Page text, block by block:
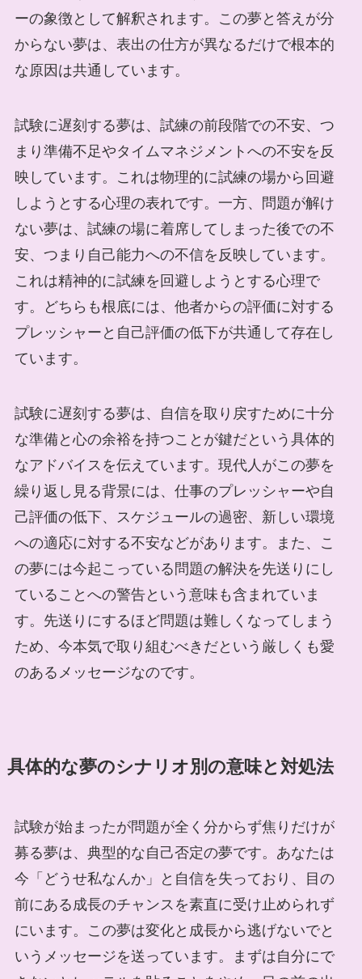
ーの象徴として解釈されます。この夢と答えが分
からない夢は、表出の仕方が異なるだけで根本的
な原因は共通しています。
試験に遅刻する夢は、試練の前段階での不安、つ
まり準備不足やタイムマネジメントへの不安を反
映しています。これは物理的に試練の場から回避
しようとする心理の表れです。一方、問題が解け
ない夢は、試練の場に着席してしまった後での不
安、つまり自己能力への不信を反映しています。
これは精神的に試練を回避しようとする心理で
す。どちらも根底には、他者からの評価に対する
プレッシャーと自己評価の低下が共通して存在し
ています。
試験に遅刻する夢は、自信を取り戻すために十分
な準備と心の余裕を持つことが鍵だという具体的
なアドバイスを伝えています。現代人がこの夢を
繰り返し見る背景には、仕事のプレッシャーや自
己評価の低下、スケジュールの過密、新しい環境
への適応に対する不安などがあります。また、こ
の夢には今起こっている問題の解決を先送りにし
ていることへの警告という意味も含まれていま
す。先送りにするほど問題は難しくなってしまう
ため、今本気で取り組むべきだという厳しくも愛
のあるメッセージなのです。
具体的な夢のシナリオ別の意味と対処法
試験が始まったが問題が全く分からず焦りだけが
募る夢は、典型的な自己否定の夢です。あなたは
今「どうせ私なんか」と自信を失っており、目の
前にある成長のチャンスを素直に受け止められず
にいます。この夢は変化と成長から逃げないでと
いうメッセージを送っています。まずは自分にで